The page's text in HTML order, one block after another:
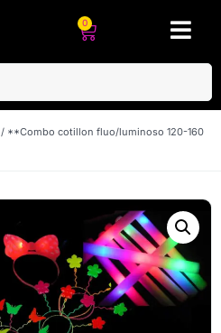
0
/ **Combo cotillon fluo/luminoso 120-160